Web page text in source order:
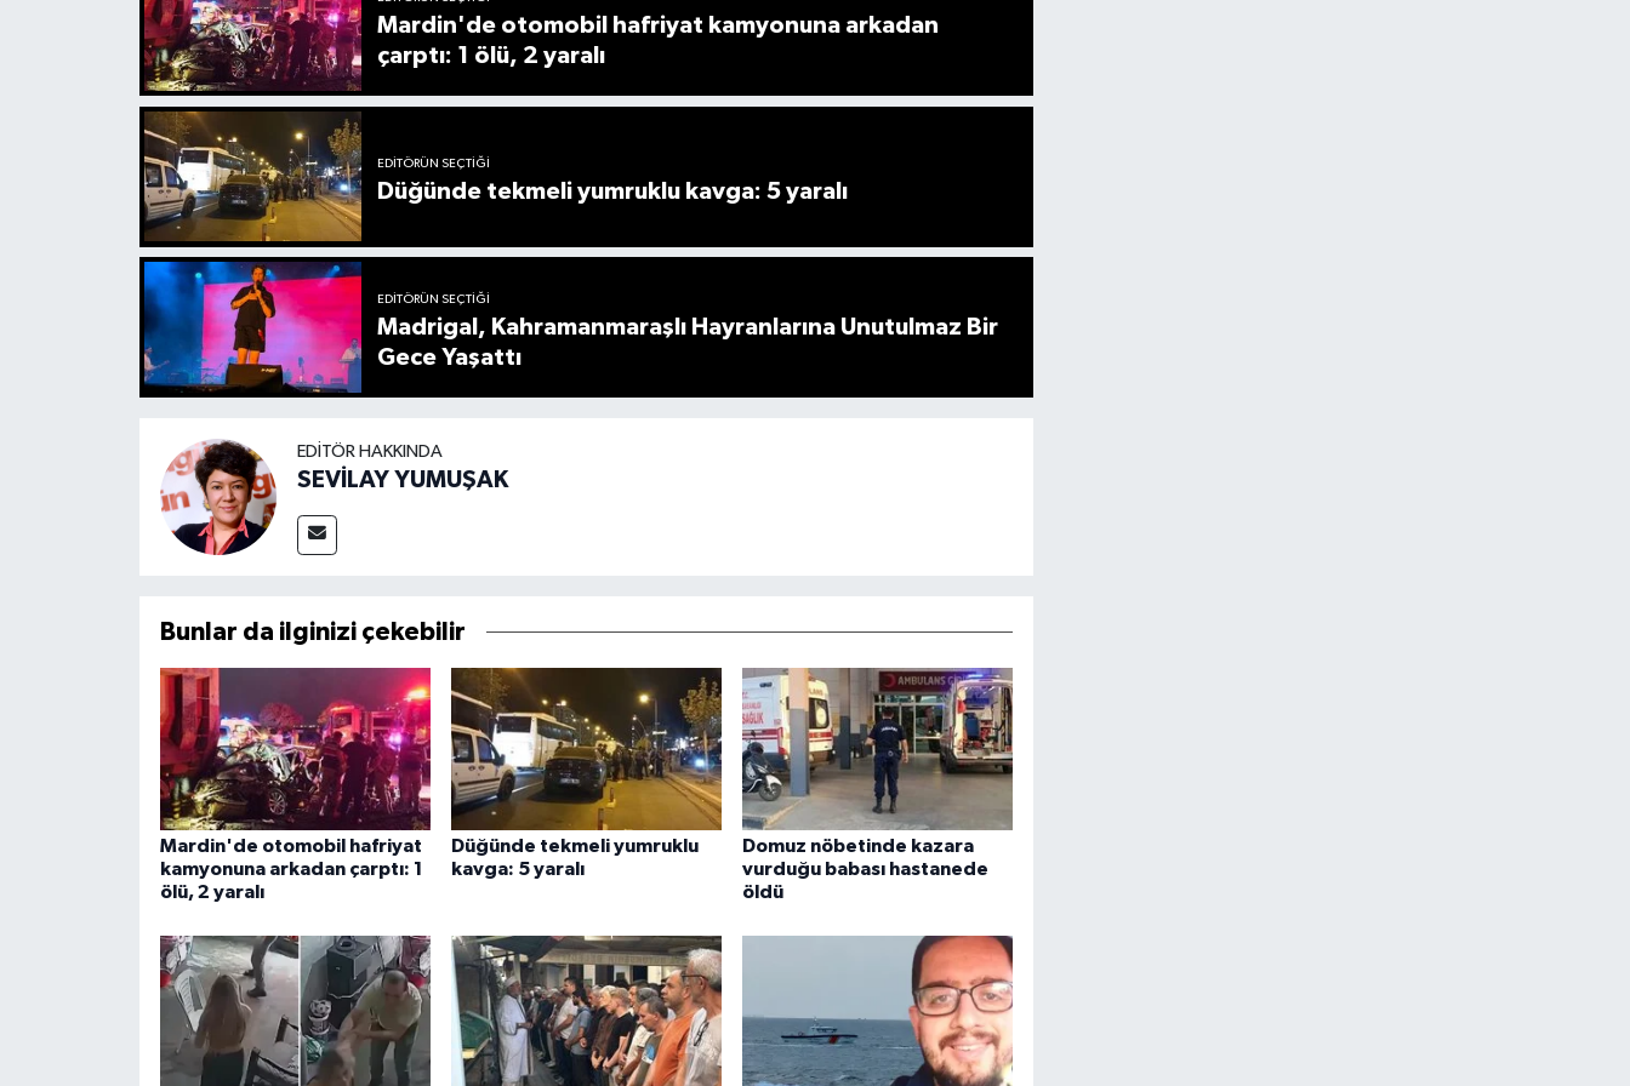
Mardin'de otomobil hafriyat kamyonuna arkadan
çarptı: 1 ölü, 2 yaralı
EDITÖRÜN SEÇTIĞI
Düğünde tekmeli yumruklu kavga: 5 yaralı
EDITÖRÜN SEÇTIĞI
Madrigal, Kahramanmaraşlı Hayranlarına Unutulmaz Bir
Gece Yaşattı
EDITÖR HAKKINDA
SEVİLAY YUMUŞAK
Bunlar da ilginizi çekebilir
Mardin'de otomobil hafriyat
kamyonuna arkadan çarptı: 1
ölü, 2 yaralı
Düğünde tekmeli yumruklu
kavga: 5 yaralı
Domuz nöbetinde kazara
vurduğu babası hastanede
öldü